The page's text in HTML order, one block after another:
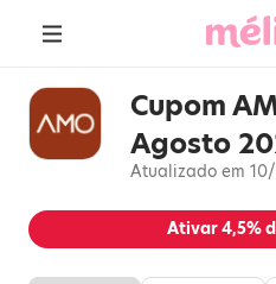
Cupom
Agosto
Atualizado em
Ativar4,5%